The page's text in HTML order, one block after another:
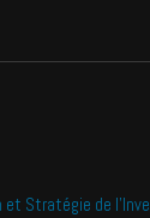
et Stratégie de